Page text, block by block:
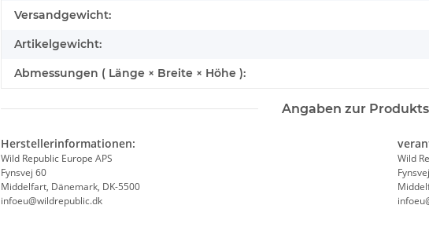
Versandgewicht:
Artikelgewicht:
Abmessungen ( Länge × Breite × Höhe ):
Angaben zur
Herstellerinformationen:
Wild Republic Europe APS
Fynsvej 60
Middelfart, Dänemark, DK-5500
infoeu@wildrepublic.dk
Wild
Brixies Baustein Schaf
Wild